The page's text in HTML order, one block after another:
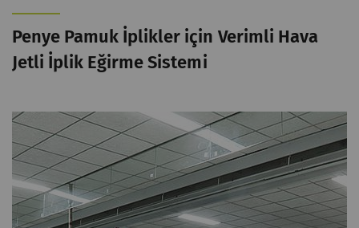
Penye Pamuk İplikler için Verimli Hava
Jetli İplik Eğirme Sistemi